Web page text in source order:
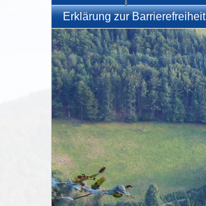
Erklärung zur Barrierefreiheit